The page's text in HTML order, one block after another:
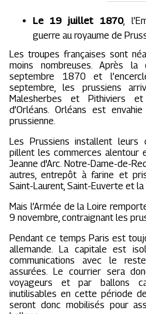
Le 19 juillet 1870,
guerre au royaume de
Les troupes françaises sont
moins nombreuses. Après
septembre 1870 et
septembre, les prussiens
Malesherbes et Pithiviers
d’Orléans. Orléans est
prussienne.
Les Prussiens installent leurs
pillent les commerces alentour
Jeanne d'Arc. Notre-Dame-de-
autres, entrepôt à farine et
Saint-Laurent, Saint-Euverte et la
Mais l’Armée de la Loire
9 novembre, contraignant les
Pendant ce temps Paris est
allemande. La capitale est
communications avec le
assurées. Le courrier sera
voyageurs et par ballons
inutilisables en cette période
seront donc mobilisés pour